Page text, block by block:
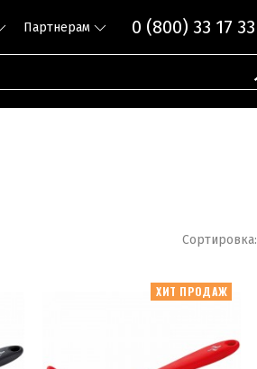
Партнерам 0 (800) 33 17 33
Сортировка:
ХИТ ПРОДАЖ